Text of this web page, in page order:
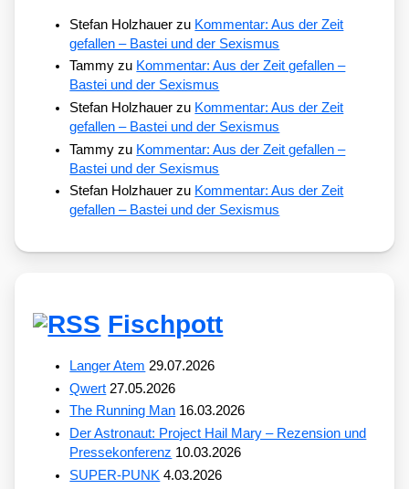
Stefan Holzhauer zu Kommentar: Aus der Zeit
gefallen – Bastei und der Sexismus
Tammy zu Kommentar: Aus der Zeit gefallen –
Bastei und der Sexismus
Stefan Holzhauer zu Kommentar: Aus der Zeit
gefallen – Bastei und der Sexismus
Tammy zu Kommentar: Aus der Zeit gefallen –
Bastei und der Sexismus
Stefan Holzhauer zu Kommentar: Aus der Zeit
gefallen – Bastei und der Sexismus
Fischpott
Langer Atem 29.07.2026
Qwert 27.05.2026
The Running Man 16.03.2026
Der Astronaut: Project Hail Mary – Rezension und
Pressekonferenz 10.03.2026
SUPER-PUNK 4.03.2026